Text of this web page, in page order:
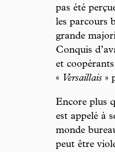
pas été
les parcours
grande
Conquis
et
« Versaillais »
Encore plus
est appelé à
monde
peut être